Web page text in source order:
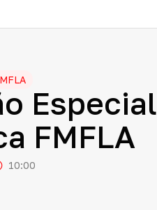
Especial
FMFLA
10:00